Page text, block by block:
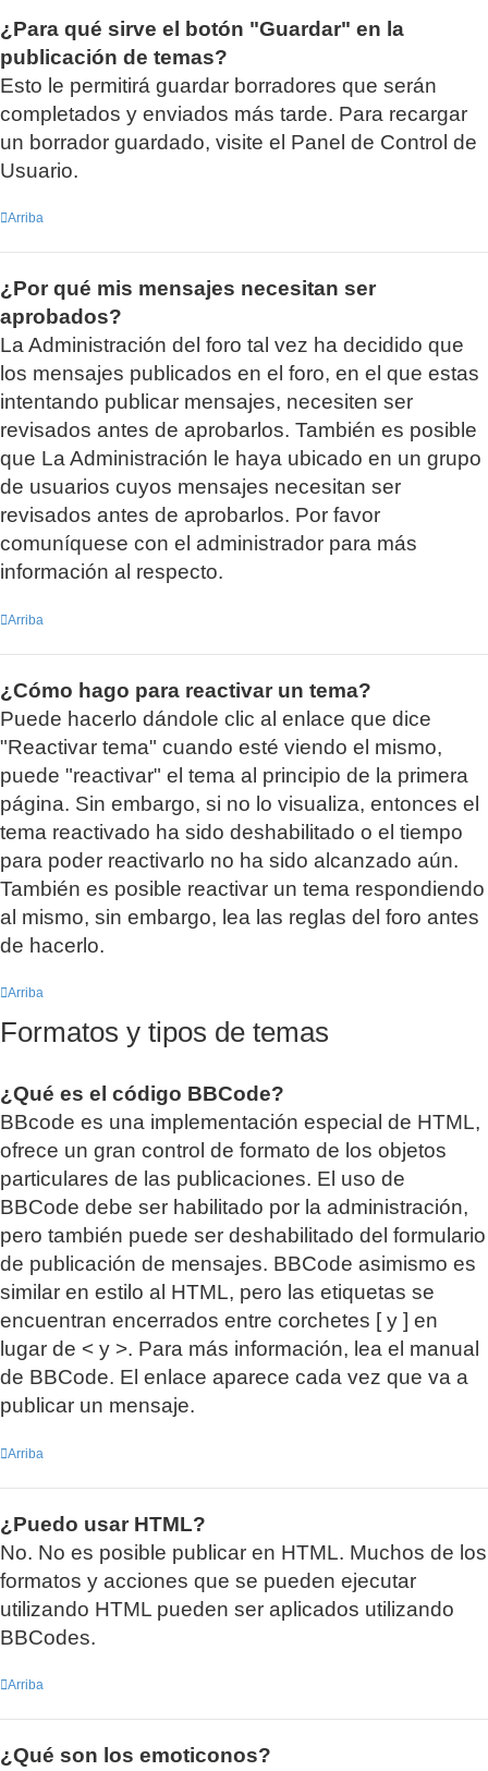
¿Para qué sirve el botón "Guardar" en la
publicación de temas?
Esto le permitirá guardar borradores que serán
completados y enviados más tarde. Para recargar
un borrador guardado, visite el Panel de Control de
Usuario.
Arriba
¿Por qué mis mensajes necesitan ser
aprobados?
La Administración del foro tal vez ha decidido que
los mensajes publicados en el foro, en el que estas
intentando publicar mensajes, necesiten ser
revisados antes de aprobarlos. También es posible
que La Administración le haya ubicado en un grupo
de usuarios cuyos mensajes necesitan ser
revisados antes de aprobarlos. Por favor
comuníquese con el administrador para más
información al respecto.
Arriba
¿Cómo hago para reactivar un tema?
Puede hacerlo dándole clic al enlace que dice
"Reactivar tema" cuando esté viendo el mismo,
puede "reactivar" el tema al principio de la primera
página. Sin embargo, si no lo visualiza, entonces el
tema reactivado ha sido deshabilitado o el tiempo
para poder reactivarlo no ha sido alcanzado aún.
También es posible reactivar un tema respondiendo
al mismo, sin embargo, lea las reglas del foro antes
de hacerlo.
Arriba
Formatos y tipos de temas
¿Qué es el código BBCode?
BBcode es una implementación especial de HTML,
ofrece un gran control de formato de los objetos
particulares de las publicaciones. El uso de
BBCode debe ser habilitado por la administración,
pero también puede ser deshabilitado del formulario
de publicación de mensajes. BBCode asimismo es
similar en estilo al HTML, pero las etiquetas se
encuentran encerrados entre corchetes [ y ] en
lugar de < y >. Para más información, lea el manual
de BBCode. El enlace aparece cada vez que va a
publicar un mensaje.
Arriba
¿Puedo usar HTML?
No. No es posible publicar en HTML. Muchos de los
formatos y acciones que se pueden ejecutar
utilizando HTML pueden ser aplicados utilizando
BBCodes.
Arriba
¿Qué son los emoticonos?